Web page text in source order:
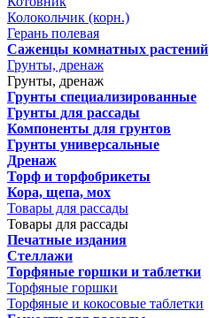
Колокольчик (корн.)
Герань полевая
Саженцы комнатных растений
Грунты, дренаж
Грунты, дренаж
Грунты специализированные
Грунты для рассады
Компоненты для грунтов
Грунты универсальные
Дренаж
Торф и торфобрикеты
Кора, щепа, мох
Товары для рассады
Товары для рассады
Печатные издания
Стеллажи
Торфяные горшки и таблетки
Торфяные горшки
Торфяные и кокосовые таблетки